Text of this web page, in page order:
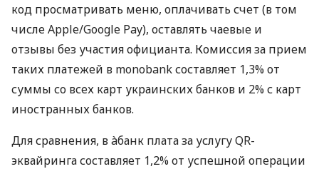
код просматривать меню, оплачивать счет (в том
числе Apple/Google Pay), оставлять чаевые и
отзывы без участия официанта. Комиссия за прием
таких платежей в monobank составляет 1,3% от
суммы со всех карт украинских банков и 2% с карт
иностранных банков.
Для сравнения, в àбанк плата за услугу QR-
эквайринга составляет 1,2% от успешной операции